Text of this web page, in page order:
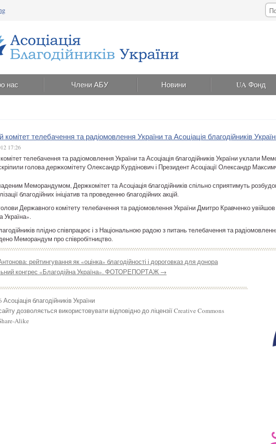
нас Члени АБУ Новини UA Фонд
телебачення та радіомовлення України та Асоціація благодійників
17:26
телебачення та радіомовлення України та Асоціація благодійників України уклали
голова держкомітету Олександр Курдінович і Президент Асоціації Олександр
Меморандумом, Держкомітет та Асоціація благодійників спільно сприятимуть
благодійних ініціатив та проведенню благодійних акцій.
Державного комітету телебачення та радіомовлення України Дмитро Кравченко
Україна».
плідно співпрацює і з Національною радою з питань телебачення та
Меморандум про співробітництво.
рейтингування як «оцінка» благодійності і дороговказ для донора
конгрес «Благодійна Україна». ФОТОРЕПОРТАЖ →
благодійників України
дозволяється використовувати відповідно до ліцензії Creative Commons
Alike